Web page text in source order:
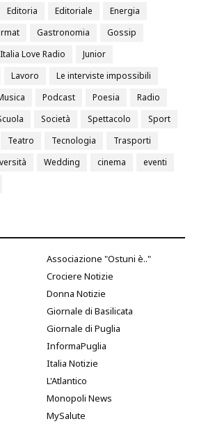
Editoria Editoriale
Energia
Gastronomia
Gossip
Italia Love Radio
Junior
Lavoro
Le interviste impossibili
Podcast Poesia
Radio
Società Spettacolo
Sport
Teatro Tecnologia
Trasporti
Wedding cinema
eventi
Associazione "Ostuni è.."
Crociere Notizie
Donna Notizie
Giornale di Basilicata
Giornale di Puglia
InformaPuglia
Italia Notizie
L'Atlantico
Monopoli News
MySalute